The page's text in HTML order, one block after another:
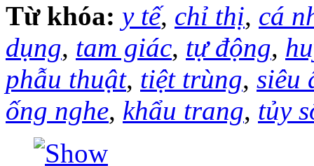
Từ khóa: y tế, chỉ thị, cá
dụng, tam giác, tự động,
phẫu thuật, tiệt trùng, siêu
ống nghe, khẩu trang, tủy